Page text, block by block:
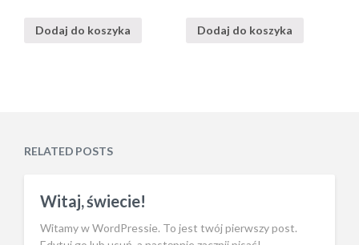
Dodaj do koszyka Dodaj do koszyka
RELATED POSTS
Witaj, świecie!
Witamy w WordPressie. To jest twój pierwszy post.